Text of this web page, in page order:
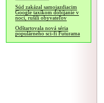
Súd zakázal samojazdiacim
Google taxíkom dobíjanie v
noci, rušili obyvateľov
Odštartovala nová séria
populárneho sci-fi Futurama